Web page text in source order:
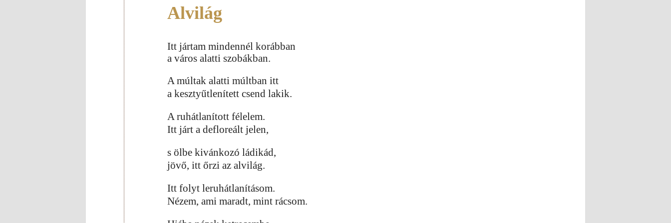
Alvilág
Itt jártam mindennél korábban
a város alatti szobákban.
A múltak alatti múltban itt
a kesztyűtlenített csend lakik.
A ruhátlanított félelem.
Itt járt a defloreált jelen,
s ölbe kivánkozó ládikád,
jövő, itt őrzi az alvilág.
Itt folyt leruhátlanításom.
Nézem, ami maradt, mint rácsom.